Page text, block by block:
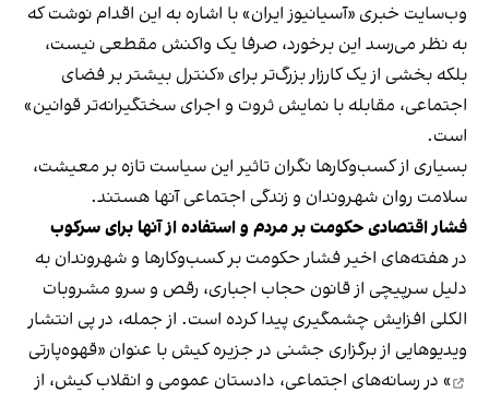
وب‌سایت خبری «آسیانیوز ایران» با اشاره به این اقدام نوشت که
به نظر می‌رسد این برخورد، صرفا یک واکنش مقطعی نیست،
بلکه بخشی از یک کارزار بزرگ‌تر برای «کنترل بیشتر بر فضای
اجتماعی، مقابله با نمایش ثروت و اجرای سختگیرانه‌تر قوانین»
است.
بسیاری از کسب‌وکارها نگران تاثیر این سیاست‌ تازه بر معیشت،
سلامت روان شهروندان و زندگی اجتماعی آنها هستند.
فشار اقتصادی حکومت بر مردم و استفاده از آنها برای سرکوب
در هفته‌های اخیر فشار حکومت بر کسب‌وکارها و شهروندان به
دلیل سرپیچی از قانون حجاب اجباری، رقص و سرو مشروبات
الکلی افزایش چشمگیری پیدا کرده است. از جمله، در پی انتشار
ویدیوهایی از برگزاری جشنی در جزیره کیش با عنوان «قهوه‌پارتی
» در رسانه‌های اجتماعی، دادستان عمومی و انقلاب کیش، از